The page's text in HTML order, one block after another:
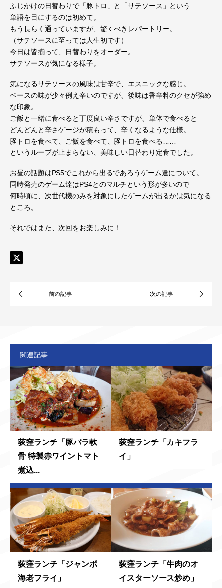
ふじかけの日替わりで「豚トロ」と「サテソース」という
単語を目にするのは初めて。
もう長らく通っていますが、驚くべきレパートリー。
（サテソースに至っては人生初です）
今日は皆揃って、日替わりをオーダー。
サテソースが気になる様子。
気になるサテソースの風味は甘辛で、エスニックな感じ。
ベースの味が少々例え辛いのですが、後味は香辛料のクセが強め
な印象。
ご飯と一緒に食べると丁度良い辛さですが、単体で食べると
どんどんと辛さゲージが積もって、辛くなるような仕様。
豚トロを食べて、ご飯を食べて、豚トロを食べる……
というループが止まらない、美味しい日替わり定食でした。
お昼の話題はPS5でこれから出るであろうゲーム達について。
同時発売のゲーム達はPS4とのマルチという形が多いので
何時頃に、次世代機のみを対象にしたゲームが出るかは気になる
ところ。
それではまた、次回をお楽しみに！
関連記事
荻窪ランチ「豚バラ軟
骨 特製赤ワイントマト
煮込...
荻窪ランチ「カキフラ
イ」
荻窪ランチ「ジャンボ
海老フライ」
荻窪ランチ「牛肉のオ
イスターソース炒め」